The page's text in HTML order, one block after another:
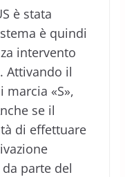
è stata
è quindi
intervento
Attivando il
«S»,
se il
di effettuare
parte del